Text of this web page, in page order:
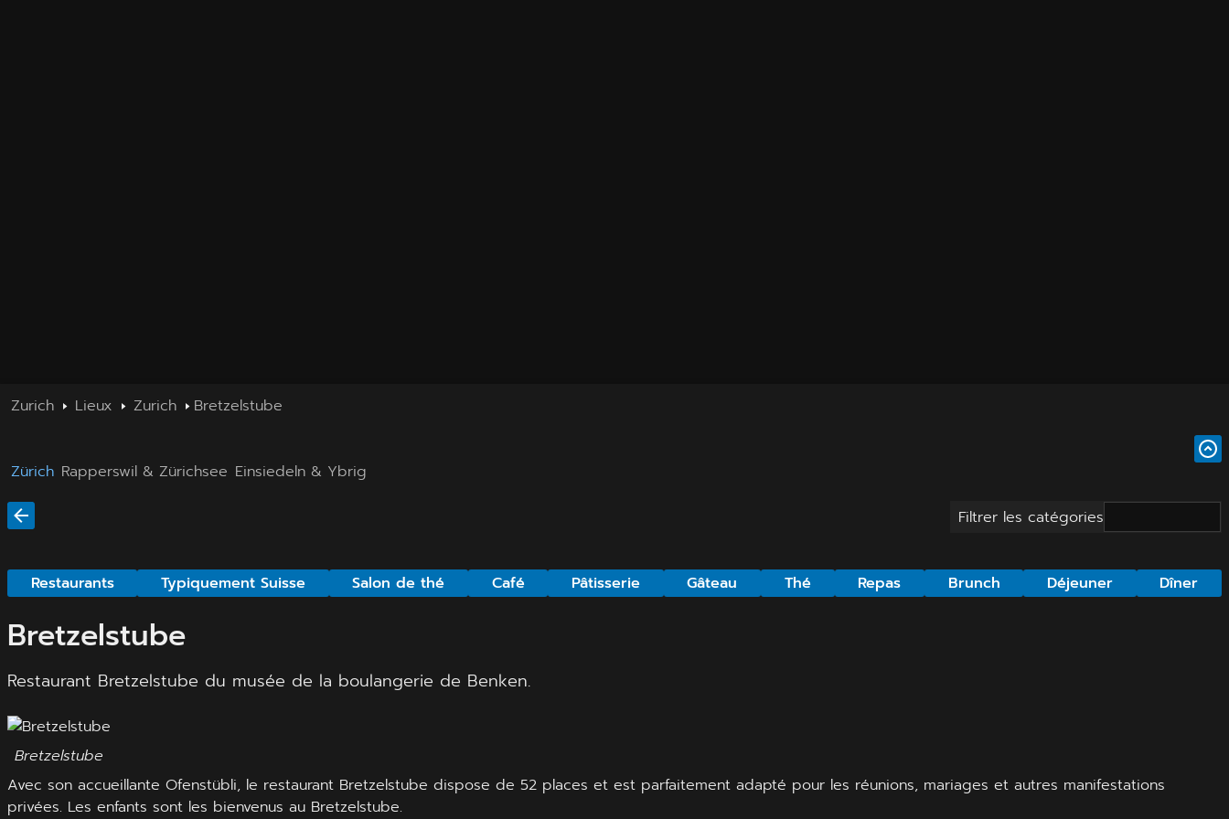
Zurich Lieux Zurich Bretzelstube
Zürich Rapperswil & Zürichsee Einsiedeln & Ybrig
Filtrer les catégories
Restaurants Typiquement Suisse Salon de thé Café Pâtisserie Gâteau Thé Repas Brunch Déjeuner Dîner
Bretzelstube
Restaurant Bretzelstube du musée de la boulangerie de Benken.
Bretzelstube
Avec son accueillante Ofenstübli, le restaurant Bretzelstube dispose de 52 places et est parfaitement adapté pour les réunions, mariages et autres manifestations
privées. Les enfants sont les bienvenus au Bretzelstube.